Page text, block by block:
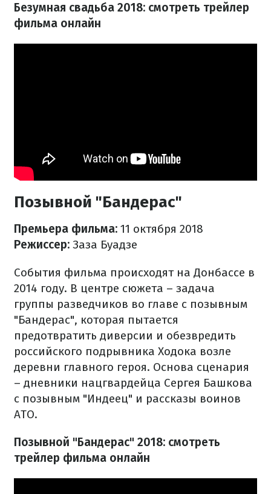
Безумная свадьба 2018: смотреть трейлер
фильма онлайн
Позывной "Бандерас"
Премьера фильма: 11 октября 2018
Режиссер: Заза Буадзе
События фильма происходят на Донбассе в
2014 году. В центре сюжета – задача
группы разведчиков во главе с позывным
"Бандерас", которая пытается
предотвратить диверсии и обезвредить
российского подрывника Ходока возле
деревни главного героя. Основа сценария
– дневники нацгвардейца Сергея Башкова
с позывным "Индеец" и рассказы воинов
АТО.
Позывной "Бандерас" 2018: смотреть
трейлер фильма онлайн